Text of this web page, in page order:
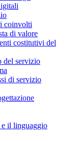
coinvolti
di valore
costitutivi del
del servizio
di servizio
e il linguaggio